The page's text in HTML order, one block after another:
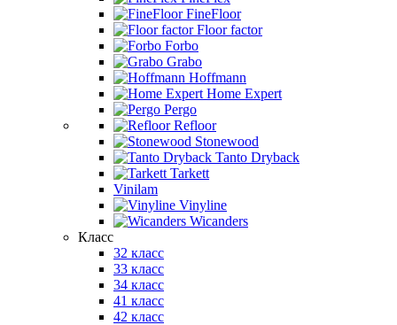
FineFloor
Floor factor
Forbo
Grabo
Hoffmann
Home Expert
Pergo
Refloor
Stonewood
Tanto Dryback
Tarkett
Vinilam
Vinyline
Wicanders
Класс
32 класс
33 класс
34 класс
41 класс
42 класс